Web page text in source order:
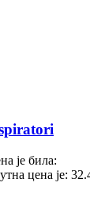
је била:
цена је: